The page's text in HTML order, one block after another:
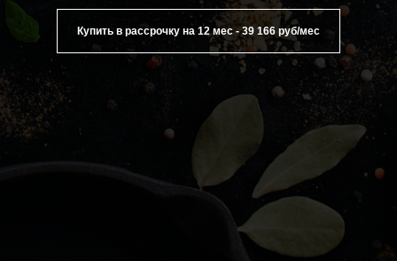
Купить в рассрочку на 12 мес - 39 166 руб/мес